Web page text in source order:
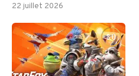
22 juillet 2026
8.0